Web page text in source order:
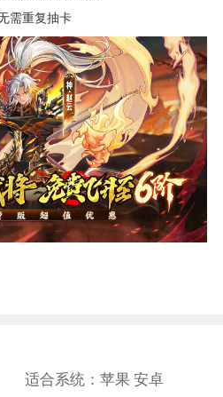
需重复抽卡
适合系统：苹果 安卓